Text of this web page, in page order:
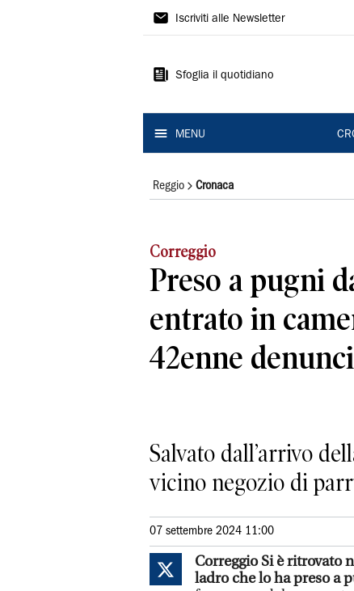
Gazzetta
Reggio
Iscriviti alle Newsletter
Sfoglia il quotidiano
MENU
Reggio Cronaca
Correggio
Preso a pugni
entrato in
42enne
Salvato dall’arrivo
vicino negozio di
07 settembre 2024 11:00
Correggio Si è ritrovato
ladro che lo ha preso a